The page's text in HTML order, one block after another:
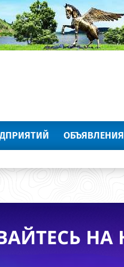
ОБЪЯВЛЕНИЯ